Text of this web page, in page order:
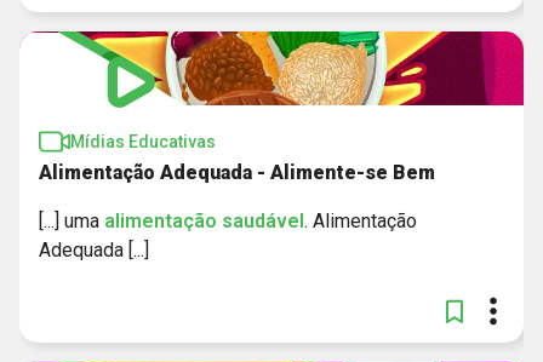
Mídias Educativas
Alimentação Adequada - Alimente-se Bem
[...] uma alimentação saudável. Alimentação
Adequada [...]